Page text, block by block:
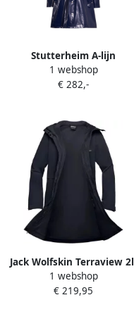
Stutterheim A-lijn
Waterdichte Regenjas voor
Vrouwen Blue Dames
1 webshop
€ 282,-
Jack Wolfskin Terraview 2l
Coat w Regenjas Dames
XXL dark navy dark navy
1 webshop
€ 219,95